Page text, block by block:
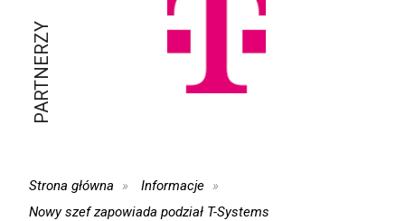
PARTNERZY
Strona główna
Informacje
Nowy szef zapowiada podział T-Systems